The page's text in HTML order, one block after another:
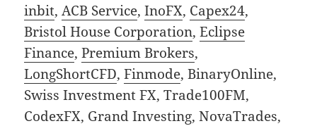
inbit,ACB Service,InoFX, Capex24,
Bristol House Corporation,Eclipse
Finance,Premium Brokers,
LongShortCFD,Finmode, BinaryOnline,
Swiss Investment FX, Trade100FM,
CodexFX, Grand Investing, NovaTrades,